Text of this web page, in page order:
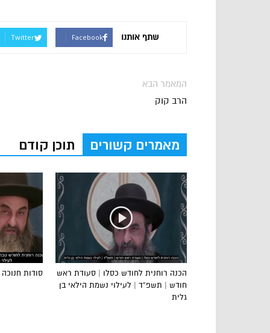
שתף אותנו Facebook
Twitter
המאמר הבא
הרב קוק
מאמרים קשורים תוכן קודם
סודות חנוכה 5
הכנה רוחנית לחודש כסלו | סעודת ראש
חודש | תשפ”ד | לעילוי נשמת הילאי בן
גלית